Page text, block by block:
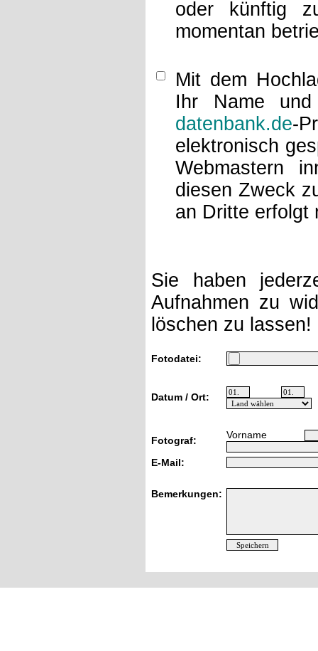
oder künftig
momentan
Mit dem
Ihr Name
datenbank.de-
elektronisch
Webmastern
diesen Zweck
an Dritte erfolgt
Sie haben
Aufnahmen zu
löschen zu
Fotodatei:
Datum / Ort:
Fotograf: Vorname
E-Mail:
Bemerkungen: